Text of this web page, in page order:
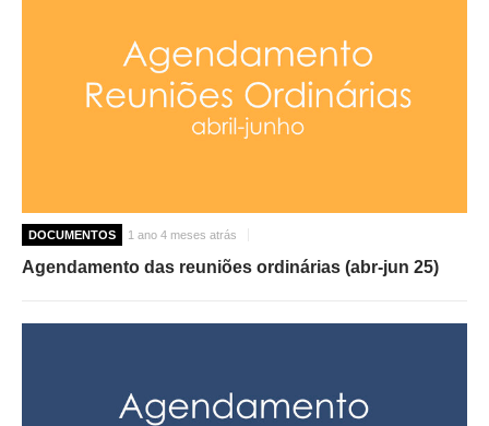
DOCUMENTOS 1 ano 4 meses atrás
Agendamento das reuniões ordinárias (abr-jun 25)